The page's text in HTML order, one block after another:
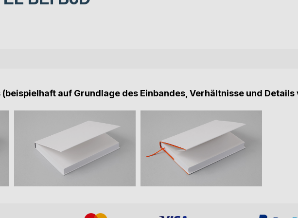
auf Grundlage des Einbandes, Verhältnisse und